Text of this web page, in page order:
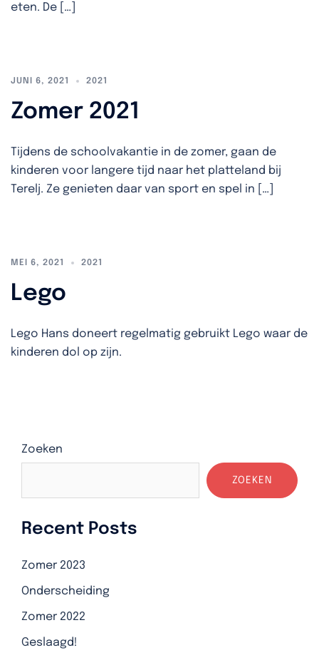
eten. De […]
JUNI 6, 2021 2021
Zomer 2021
Tijdens de schoolvakantie in de zomer, gaan de
kinderen voor langere tijd naar het platteland bij
Terelj. Ze genieten daar van sport en spel in […]
MEI 6, 2021 2021
Lego
Lego Hans doneert regelmatig gebruikt Lego waar de
kinderen dol op zijn.
Zoeken
ZOEKEN
Recent Posts
Zomer 2023
Onderscheiding
Zomer 2022
Geslaagd!